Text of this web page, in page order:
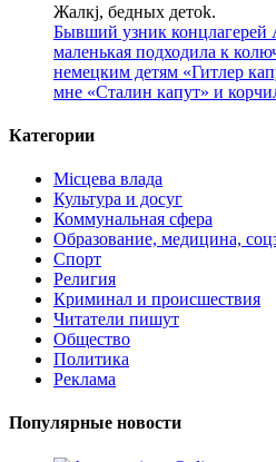
Жалкj, бедных детok.
Бывший узник
маленькая подходила к
немецким детям «Гитлер
мне «Сталин капут» и
Категории
Місцева влада
Культура и досуг
Коммунальная сфера
Образование, медицина,
Спорт
Религия
Криминал и происшествия
Читатели пишут
Общество
Политика
Реклама
Популярные новости